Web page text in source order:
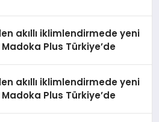
akıllı iklimlendirmede yeni
Plus Türkiye’de
akıllı iklimlendirmede yeni
Plus Türkiye’de